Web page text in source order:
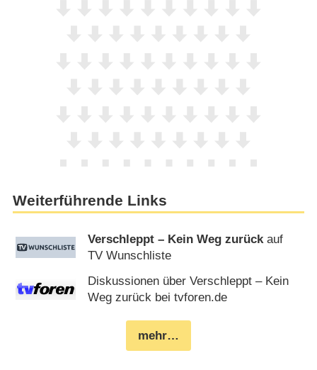
Weiterführende Links
Verschleppt – Kein Weg zurückauf
TV Wunschliste
Diskussionen über Verschleppt – Kein
Weg zurück bei tvforen.de
mehr…